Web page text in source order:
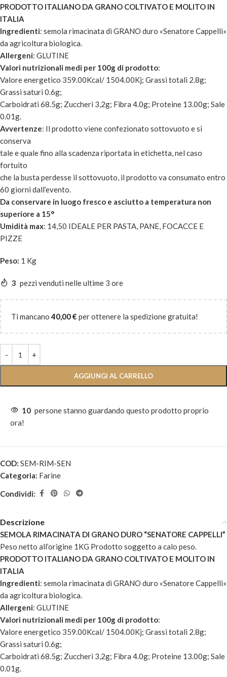
PRODOTTO ITALIANO DA GRANO COLTIVATO E MOLITO IN
ITALIA
Ingredienti: semola rimacinata di GRANO duro «Senatore Cappelli»
da agricoltura biologica.
Allergeni: GLUTINE
Valori nutrizionali medi per 100g di prodotto:
Valore energetico 359.00Kcal/ 1504.00Kj; Grassi totali 2.8g;
Grassi saturi 0.6g;
Carboidrati 68.5g; Zuccheri 3,2g; Fibra 4.0g; Proteine 13.00g; Sale
0.01g.
Avvertenze: Il prodotto viene confezionato sottovuoto e si
conserva
tale e quale fino alla scadenza riportata in etichetta, nel caso
fortuito
che la busta perdesse il sottovuoto, il prodotto va consumato entro
60 giorni dall’evento.
Da conservare in luogo fresco e asciutto a temperatura non
superiore a 15°
Umidità max: 14,50 IDEALE PER PASTA, PANE, FOCACCE E
PIZZE
Peso: 1 Kg
3 pezzi venduti nelle ultime 3 ore
Ti mancano40,00€ per ottenere la spedizione gratuita!
AGGIUNGI AL CARRELLO
10 persone stanno guardando questo prodotto proprio
ora!
COD: SEM-RIM-SEN
Categoria: Farine
Condividi:
Descrizione
SEMOLA RIMACINATA DI GRANO DURO “SENATORE CAPPELLI”
Peso netto all’origine 1KG Prodotto soggetto a calo peso.
PRODOTTO ITALIANO DA GRANO COLTIVATO E MOLITO IN
ITALIA
Ingredienti: semola rimacinata di GRANO duro «Senatore Cappelli»
da agricoltura biologica.
Allergeni: GLUTINE
Valori nutrizionali medi per 100g di prodotto:
Valore energetico 359.00Kcal/ 1504.00Kj; Grassi totali 2.8g;
Grassi saturi 0.6g;
Carboidrati 68.5g; Zuccheri 3,2g; Fibra 4.0g; Proteine 13.00g; Sale
0.01g.